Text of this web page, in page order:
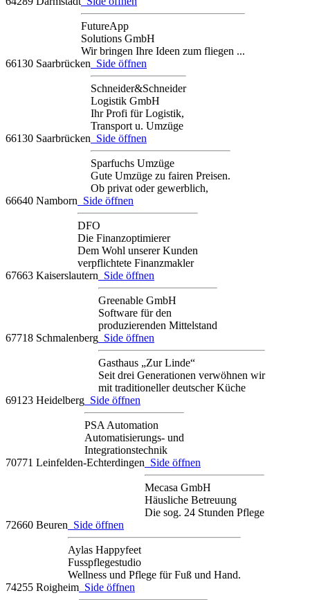
FutureApp
Solutions GmbH
Wir bringen Ihre Ideen zum fliegen ...
66130 Saarbrücken Side öffnen
Schneider&Schneider
Logistik GmbH
Ihr Profi für Logistik,
Transport u. Umzüge
66130 Saarbrücken Side öffnen
Sparfuchs Umzüge
Gute Umzüge zu fairen Preisen.
Ob privat oder gewerblich,
66640 Namborn Side öffnen
DFO
Die Finanzoptimierer
Dem Wohl unserer Kunden
verpflichtete Finanzmakler
67663 Kaiserslautern Side öffnen
Greenable GmbH
Software für den
produzierenden Mittelstand
67718 Schmalenberg Side öffnen
Gasthaus „Zur Linde“
Seit drei Generationen verwöhnen wir
mit traditioneller deutscher Küche
69123 Heidelberg Side öffnen
PSA Automation
Automatisierungs- und
Integrationstechnik
70771 Leinfelden-Echterdingen Side öffnen
Mecasa GmbH
Häusliche Betreuung
Die sog. 24 Stunden Pflege
72660 Beuren Side öffnen
Aylas Happyfeet
Fusspflegestudio
Wellness und Pflege für Fuß und Hand.
74255 Roigheim Side öffnen